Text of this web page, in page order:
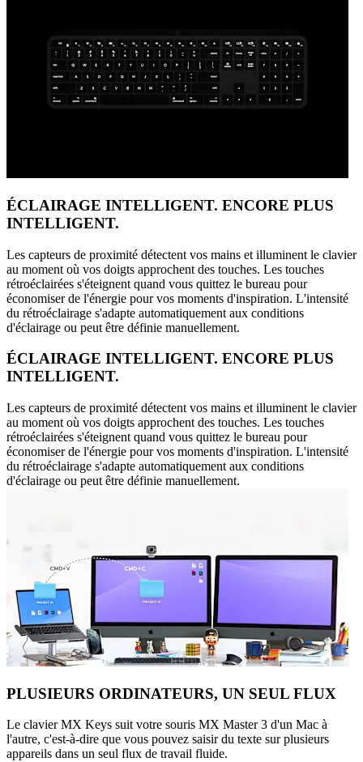
ÉCLAIRAGE INTELLIGENT. ENCORE PLUS
INTELLIGENT.
Les capteurs de proximité détectent vos mains et illuminent le clavier
au moment où vos doigts approchent des touches. Les touches
rétroéclairées s'éteignent quand vous quittez le bureau pour
économiser de l'énergie pour vos moments d'inspiration. L'intensité
du rétroéclairage s'adapte automatiquement aux conditions
d'éclairage ou peut être définie manuellement.
ÉCLAIRAGE INTELLIGENT. ENCORE PLUS
INTELLIGENT.
Les capteurs de proximité détectent vos mains et illuminent le clavier
au moment où vos doigts approchent des touches. Les touches
rétroéclairées s'éteignent quand vous quittez le bureau pour
économiser de l'énergie pour vos moments d'inspiration. L'intensité
du rétroéclairage s'adapte automatiquement aux conditions
d'éclairage ou peut être définie manuellement.
PLUSIEURS ORDINATEURS, UN SEUL FLUX
Le clavier MX Keys suit votre souris MX Master 3 d'un Mac à
l'autre, c'est-à-dire que vous pouvez saisir du texte sur plusieurs
appareils dans un seul flux de travail fluide.